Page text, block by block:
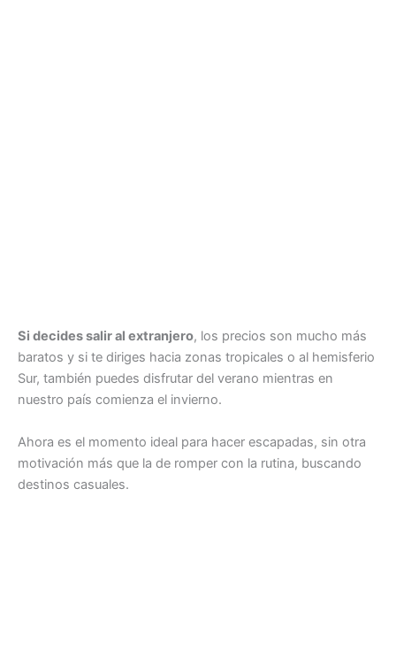
Si decides salir al extranjero, los precios son mucho más
baratos y si te diriges hacia zonas tropicales o al hemisferio
Sur, también puedes disfrutar del verano mientras en
nuestro país comienza el invierno.
Ahora es el momento ideal para hacer escapadas, sin otra
motivación más que la de romper con la rutina, buscando
destinos casuales.